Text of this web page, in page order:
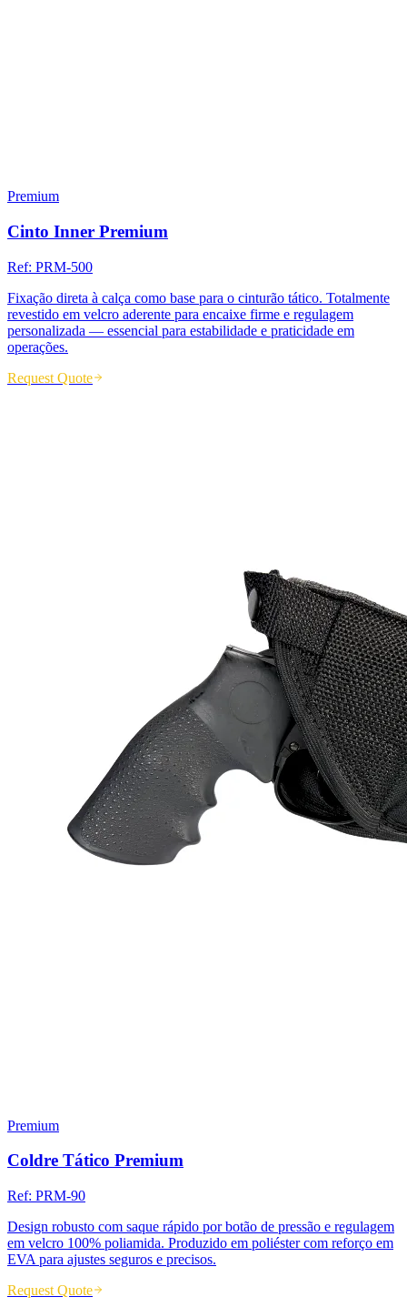
Premium
Cinto Inner Premium
Ref: PRM-500
Fixação direta à calça como base para o cinturão tático. Totalmente
revestido em velcro aderente para encaixe firme e regulagem
personalizada — essencial para estabilidade e praticidade em
operações.
Request Quote
Premium
Coldre Tático Premium
Ref: PRM-90
Design robusto com saque rápido por botão de pressão e regulagem
em velcro 100% poliamida. Produzido em poliéster com reforço em
EVA para ajustes seguros e precisos.
Request Quote